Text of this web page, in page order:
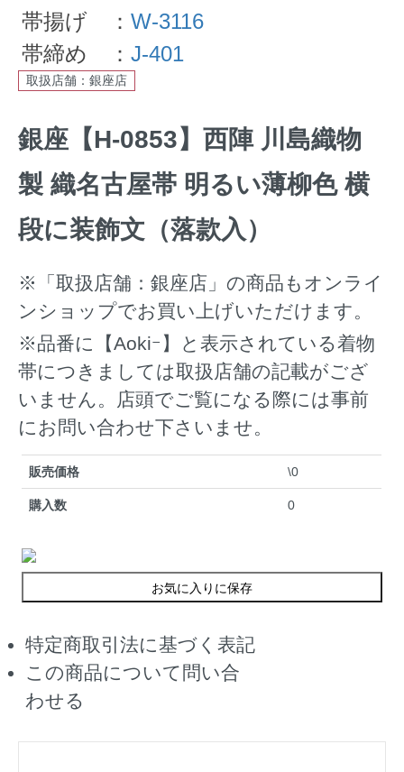
帯揚げ ：W-3116
帯締め ：J-401
取扱店舗：銀座店
銀座【H-0853】西陣 川島織物
製 織名古屋帯 明るい薄柳色 横
段に装飾文（落款入）
※「取扱店舗：銀座店」の商品もオンライ
ンショップでお買い上げいただけます。
※品番に【Aokiｰ】と表示されている着物
帯につきましては取扱店舗の記載がござ
いません。店頭でご覧になる際には事前
にお問い合わせ下さいませ。
販売価格 \0
購入数 0
お気に入りに保存
特定商取引法に基づく表記
この商品について問い合
わせる